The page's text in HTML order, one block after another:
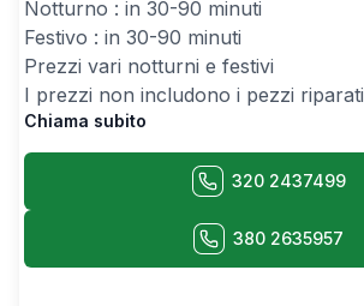
Notturno : in 30-90 minuti
Festivo : in 30-90 minuti
Prezzi vari notturni e festivi
I prezzi non includono i pezzi riparati
Chiama subito
320 2437499
380 2635957